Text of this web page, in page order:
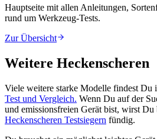
Hauptseite mit allen Anleitungen,
rund um Werkzeug-Tests.
Zur Übersicht
Weitere Heckenscheren
Viele weitere starke Modelle findest Du
Test und Vergleich. Wenn Du auf der
und emissionsfreien Gerät bist, wirst Du
Heckenscheren Testsiegern fündig.